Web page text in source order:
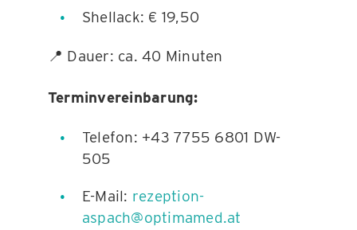
Shellack: € 19,50
📍 Dauer: ca. 40 Minuten
Terminvereinbarung:
Telefon: +43 7755 6801 DW-
505
E-Mail: rezeption-
aspach@optimamed.at